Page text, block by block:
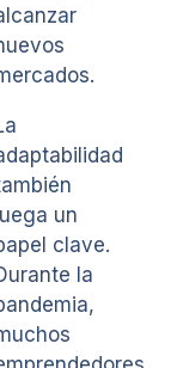
un
clave.
la